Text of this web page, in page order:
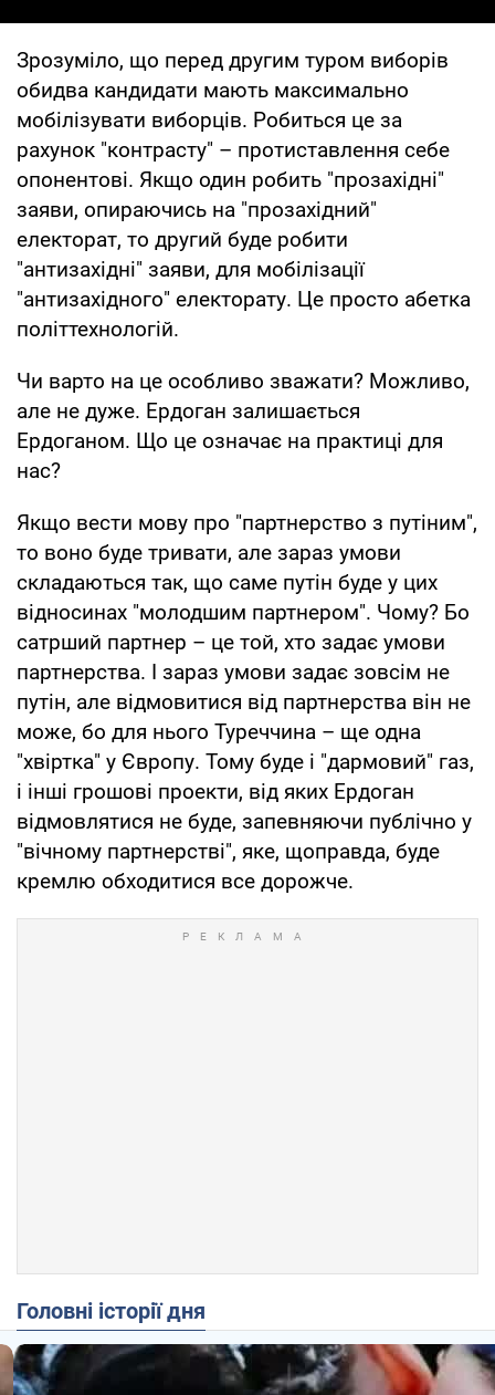
Зрозуміло, що перед другим туром виборів
обидва кандидати мають максимально
мобілізувати виборців. Робиться це за
рахунок "контрасту" – протиставлення себе
опонентові. Якщо один робить "прозахідні"
заяви, опираючись на "прозахідний"
електорат, то другий буде робити
"антизахідні" заяви, для мобілізації
"антизахідного" електорату. Це просто абетка
політтехнологій.
Чи варто на це особливо зважати? Можливо,
але не дуже. Ердоган залишається
Ердоганом. Що це означає на практиці для
нас?
Якщо вести мову про "партнерство з путіним",
то воно буде тривати, але зараз умови
складаються так, що саме путін буде у цих
відносинах "молодшим партнером". Чому? Бо
сатрший партнер – це той, хто задає умови
партнерства. І зараз умови задає зовсім не
путін, але відмовитися від партнерства він не
може, бо для нього Туреччина – ще одна
"хвіртка" у Європу. Тому буде і "дармовий" газ,
і інші грошові проекти, від яких Ердоган
відмовлятися не буде, запевняючи публічно у
"вічному партнерстві", яке, щоправда, буде
кремлю обходитися все дорожче.
Головні історії дня